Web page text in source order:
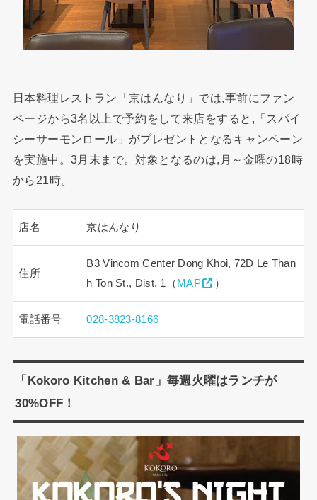
日本料理レストラン「京はんなり」では,事前にファン
ページから3名以上で予約をして来店をすると,「スパイ
シーサーモンロール」がプレゼントとなるキャンペーン
を実施中。3月末まで。対象となるのは,月～金曜の18時
から21時。
店名 京はんなり
住所
B3 Vincom Center Dong Khoi, 72D Le Than
h Ton St., Dist. 1（ MAP ）
電話番号 028-3823-8166
「Kokoro Kitchen & Bar」毎週火曜はランチが
30%OFF！